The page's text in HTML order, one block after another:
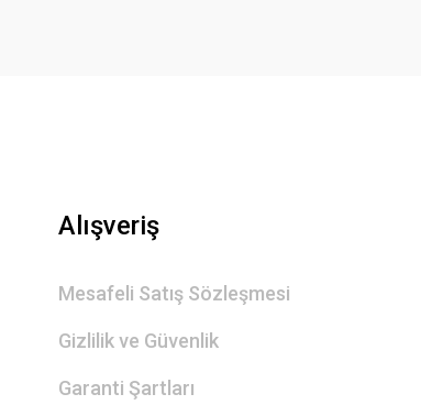
Alışveriş
Mesafeli Satış Sözleşmesi
Gizlilik ve Güvenlik
Garanti Şartları